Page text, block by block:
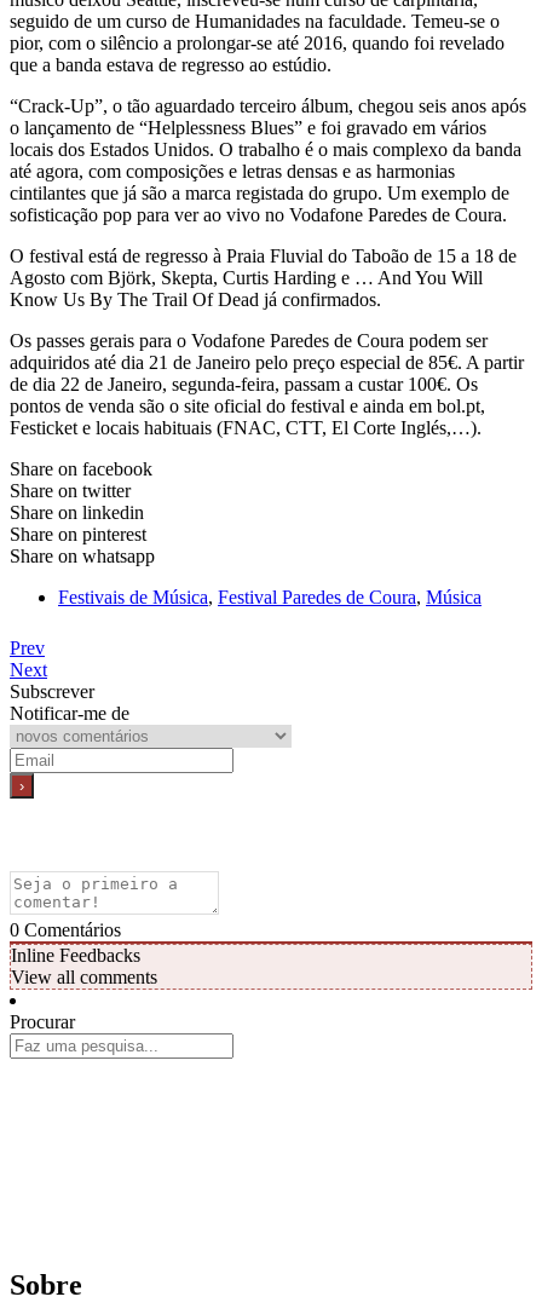
seguido de um curso de Humanidades na faculdade. Temeu-se o
pior, com o silêncio a prolongar-se até 2016, quando foi revelado
que a banda estava de regresso ao estúdio.
“Crack-Up”, o tão aguardado terceiro álbum, chegou seis anos após
o lançamento de “Helplessness Blues” e foi gravado em vários
locais dos Estados Unidos. O trabalho é o mais complexo da banda
até agora, com composições e letras densas e as harmonias
cintilantes que já são a marca registada do grupo. Um exemplo de
sofisticação pop para ver ao vivo no Vodafone Paredes de Coura.
O festival está de regresso à Praia Fluvial do Taboão de 15 a 18 de
Agosto com Björk, Skepta, Curtis Harding e … And You Will
Know Us By The Trail Of Dead já confirmados.
Os passes gerais para o Vodafone Paredes de Coura podem ser
adquiridos até dia 21 de Janeiro pelo preço especial de 85€. A partir
de dia 22 de Janeiro, segunda-feira, passam a custar 100€. Os
pontos de venda são o site oficial do festival e ainda em bol.pt,
Festicket e locais habituais (FNAC, CTT, El Corte Inglés,…).
Share on facebook
Share on twitter
Share on linkedin
Share on pinterest
Share on whatsapp
Festivais de Música, Festival Paredes de Coura, Música
Prev
Next
Subscrever
Notificar-me de
0 Comentários
Inline Feedbacks
View all comments
Procurar
Sobre